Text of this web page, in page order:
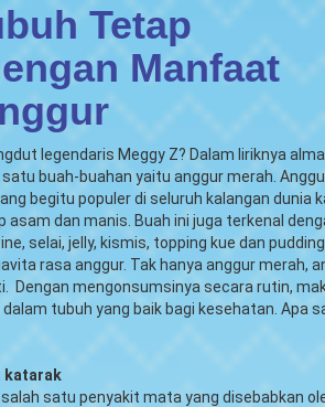
Tetap
Manfaat
legendaris Meggy Z? Dalam liriknya
buah-buahan yaitu anggur merah.
begitu populer di seluruh kalangan dunia
asam dan manis. Buah ini juga terkenal
selai, jelly, kismis, topping kue dan
rasa anggur. Tak hanya anggur merah,
Dengan mengonsumsinya secara rutin,
tubuh yang baik bagi kesehatan. Apa
katarak
satu penyakit mata yang disebabkan